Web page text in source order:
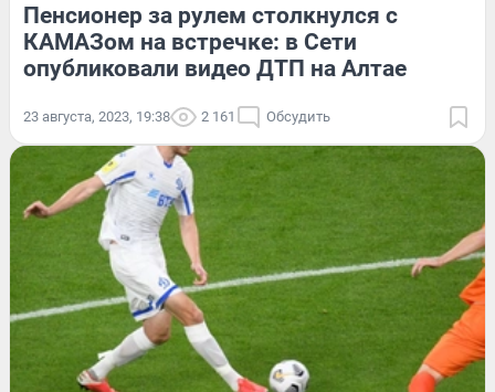
Пенсионер за рулем столкнулся с
КАМАЗом на встречке: в Сети
опубликовали видео ДТП на Алтае
23 августа, 2023, 19:38 2 161 Обсудить